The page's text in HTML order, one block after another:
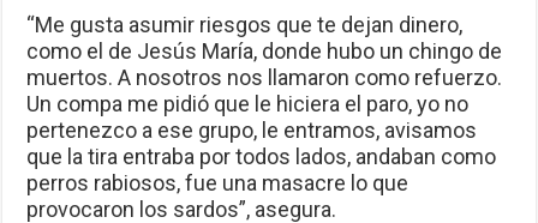
“Me gusta asumir riesgos que te dejan dinero,
como el de Jesús María, donde hubo un chingo de
muertos. A nosotros nos llamaron como refuerzo.
Un compa me pidió que le hiciera el paro, yo no
pertenezco a ese grupo, le entramos, avisamos
que la tira entraba por todos lados, andaban como
perros rabiosos, fue una masacre lo que
provocaron los sardos”, asegura.